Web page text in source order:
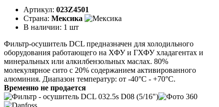
Артикул: 023Z4501
Страна: Мексика
В наличии: 1 шт
Фильтр-осушитель DCL предназначен для холодильного
оборудования работающего на ХФУ и ГХФУ хладагентах и
минеральных или алкилбензольных маслах. 80%
молекулярное сито с 20% содержанием активированного
алюминия. Диапазон температур: от -40°C - +70°C.
Временно не продается